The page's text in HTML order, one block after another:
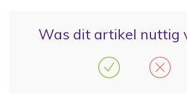
Was dit artikel nuttig